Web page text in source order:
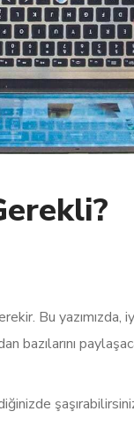
Bu yazımızda,
bazılarını